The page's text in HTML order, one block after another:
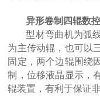
江苏中航重
异形卷制四辊数
型材弯曲机为弧
为主传动辊，也可以
固定，两个边辊围绕
制，位移液晶显示，
辊装置，有利于保证